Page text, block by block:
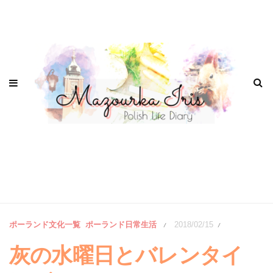
ポーランド文化一覧 ポーランド日常生活 / 2018/02/15 /
灰の水曜日とバレンタイ